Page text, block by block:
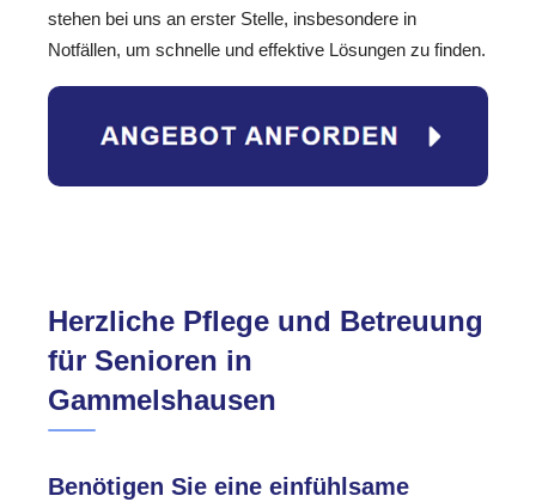
stehen bei uns an erster Stelle, insbesondere in
Notfällen, um schnelle und effektive Lösungen zu finden.
Herzliche Pflege und Betreuung
für Senioren in
Gammelshausen
Benötigen Sie eine einfühlsame